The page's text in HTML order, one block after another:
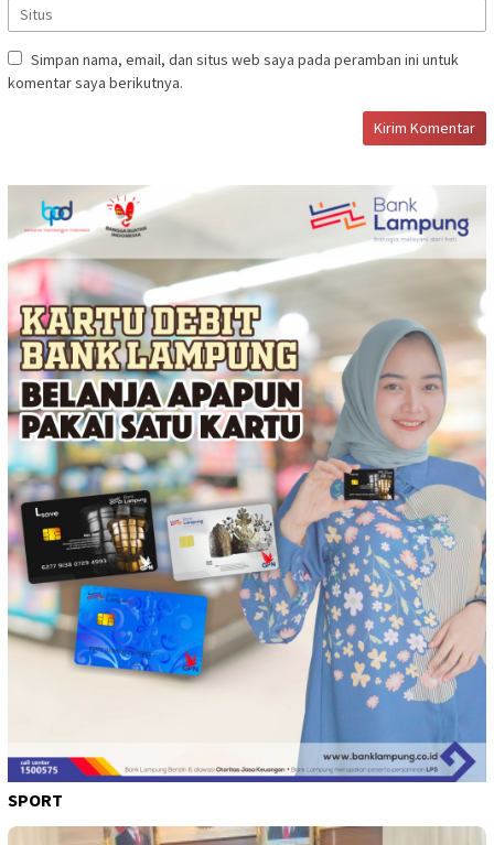
Simpan nama, email, dan situs web saya pada peramban ini untuk
komentar saya berikutnya.
SPORT